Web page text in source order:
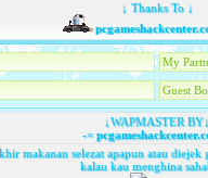
↓ Thanks To ↓
pcgameshackcenter.com
My
Guest
↓WAPMASTER BY↓
-=
makanan selezat apapun atau
kalau kau menghina